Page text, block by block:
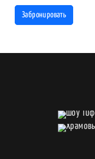
Забронировать